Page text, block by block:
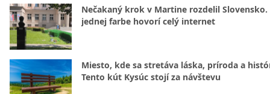
Nečakaný krok v Martine rozdelil Slovensko.
jednej farbe hovorí celý internet
Miesto, kde sa stretáva láska, príroda a
Tento kút Kysúc stojí za návštevu